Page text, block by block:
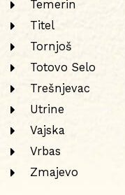
Temerin
Titel
Tornjoš
Totovo Selo
Trešnjevac
Utrine
Vajska
Vrbas
Zmajevo